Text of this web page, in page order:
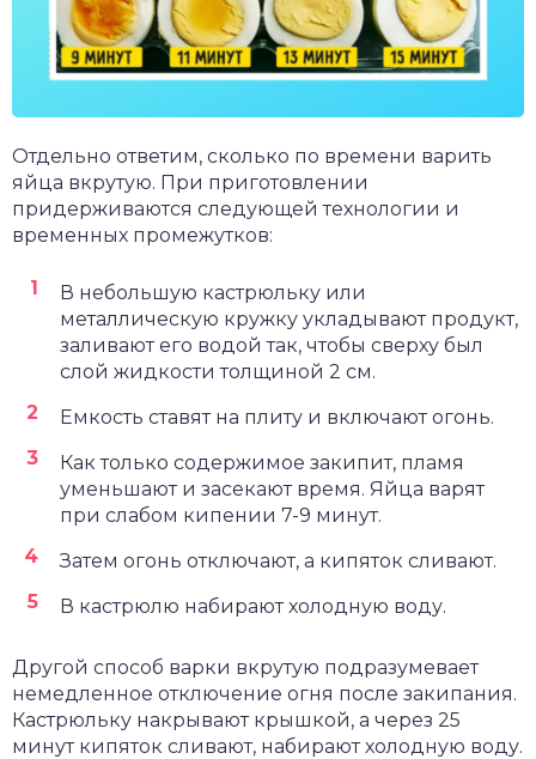
Отдельно ответим, сколько по времени варить
яйца вкрутую. При приготовлении
придерживаются следующей технологии и
временных промежутков:
В небольшую кастрюльку или
металлическую кружку укладывают продукт,
заливают его водой так, чтобы сверху был
слой жидкости толщиной 2 см.
Емкость ставят на плиту и включают огонь.
Как только содержимое закипит, пламя
уменьшают и засекают время. Яйца варят
при слабом кипении 7-9 минут.
Затем огонь отключают, а кипяток сливают.
В кастрюлю набирают холодную воду.
Другой способ варки вкрутую подразумевает
немедленное отключение огня после закипания.
Кастрюльку накрывают крышкой, а через 25
минут кипяток сливают, набирают холодную воду.